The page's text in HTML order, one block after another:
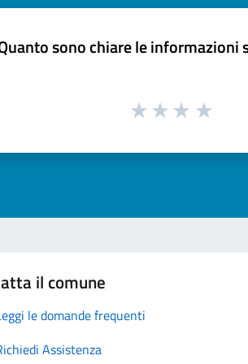
sono chiare le informazioni
il comune
le domande frequenti
Assistenza